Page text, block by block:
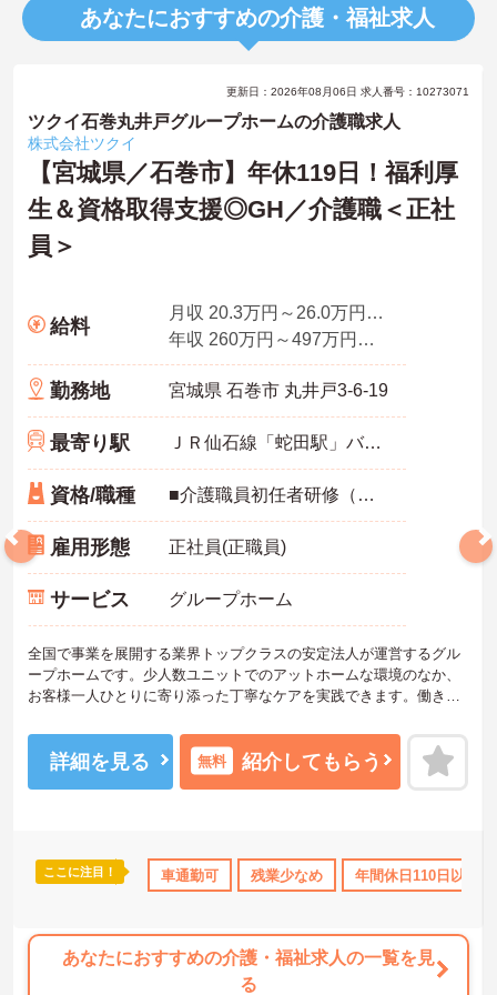
あなたにおすすめの介護・福祉求人
年間休日110日以上 産休･育休･介護休暇取得実績あり ボーナ
更新日：2026年08月06日 求人番号：10273071
ツクイ石巻丸井戸グループホームの介護職求人
株式会社ツクイ
【宮城県／石巻市】年休119日！福利厚
生＆資格取得支援◎GH／介護職＜正社
員＞
給料
月収 20.3万円～26.0万円程度
年収 260万円～497万円程度 月給×12ヶ月＋賞与
勤務地 宮城県 石巻市 丸井戸3-6-19
最寄り駅 ＪＲ仙石線「蛇田駅」バス・車5分
資格/職種 ■介護職員初任者研修（ヘルパー2級）以上 いずれか必須 ■経験：不問 ※グループホームでの介護実務経験 歓迎
雇用形態 正社員(正職員)
サービス グループホーム
全国で事業を展開する業界トップクラスの安定法人が運営するグル
ープホームです。少人数ユニットでのアットホームな環境のなか、
お客様一人ひとりに寄り添った丁寧なケアを実践できます。働きや
されるリフレッシュ休暇を活用して連休を取得することも可能で
す。くるみん認定を取得しておりこども休暇や産休育休の取得実績
もあるためご家庭との両立を目指す方にも安心の環境が整っていま
者の方が個性を活かしながら長期的にキャリアアップできるおすす
めの職場です。
【年間休日119日×くるみん認定！ライフイベントに合わせて長く働
詳細を見る 無料 紹介してもらう
ここに注目！ 車通勤可 残業少なめ 年間休日110日以上
あなたにおすすめの介護・福祉求人の一覧を見
る